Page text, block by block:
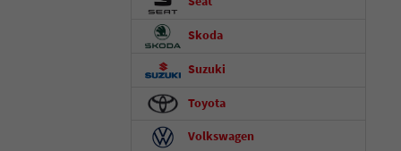
Skoda
Suzuki
Toyota
Volkswagen